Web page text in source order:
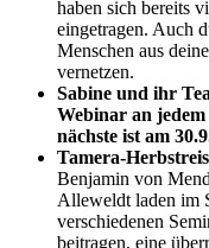
haben sich bereits
eingetragen. Auch
Menschen aus
vernetzen.
Sabine und ihr
Webinar an
nächste ist am
Tamera-
Benjamin von
Alleweldt laden im
verschiedenen
beitragen, eine